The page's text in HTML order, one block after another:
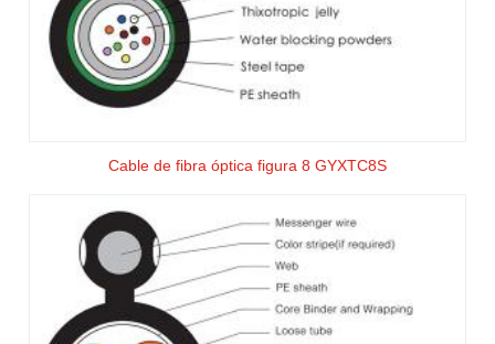
Cable de fibra óptica figura 8 GYXTC8S